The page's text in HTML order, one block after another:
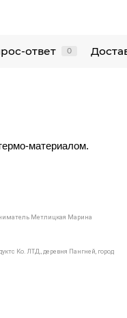
ответ 0
материалом.
Метлицкая Марина
Ко. ЛТД., деревня Пангней, город